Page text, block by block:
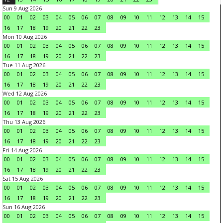
Sun 9 Aug 2026
00
01 02 03 04 05 06 07 08 09 10 11 12 13 14
15
16
17 18 19 20 21 22
23
Mon 10 Aug 2026
00
01 02 03 04 05 06 07 08 09 10 11 12 13 14
15
16
17 18 19 20 21 22
23
Tue 11 Aug 2026
00
01 02 03 04 05 06 07 08 09 10 11 12 13 14
15
16
17 18 19 20 21 22
23
Wed 12 Aug 2026
00
01 02 03 04 05 06 07 08 09 10 11 12 13 14
15
16
17 18 19 20 21 22
23
Thu 13 Aug 2026
00
01 02 03 04 05 06 07 08 09 10 11 12 13 14
15
16
17 18 19 20 21 22
23
Fri 14 Aug 2026
00
01 02 03 04 05 06 07 08 09 10 11 12 13 14
15
16
17 18 19 20 21 22
23
Sat 15 Aug 2026
00
01 02 03 04 05 06 07 08 09 10 11 12 13 14
15
16
17 18 19 20 21 22
23
Sun 16 Aug 2026
00
01 02 03 04 05 06 07 08 09 10 11 12 13 14
15